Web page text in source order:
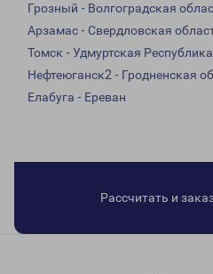
Грозный - Волгоградская
Арзамас - Свердловская
Томск - Удмуртская Республика
Нефтеюганск2 - Гродненская
Елабуга - Ереван
Рассчитать и